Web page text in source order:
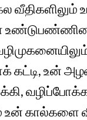
வீதிகளிலும்
கட்டி, உன்
உன் கால்களை